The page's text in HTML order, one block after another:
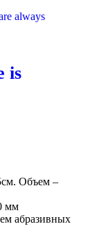
is
Объем –
мм
абразивных